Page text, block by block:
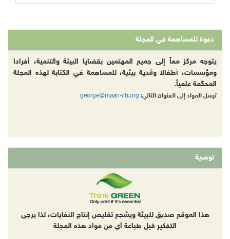
دعوة للمساهمة في المجلة
يتوجه مركز معاً إلى جميع المهتمين بقضايا البيئة والتنمية، أفرادا
ومؤسسات، أطفالا وأندية بيئية، للمساهمة في الكتابة لهذه المجلة
المحكّمة علمياً.
ترسل المواد إلى العنوان التالي: george@maan-ctr.org
توصية
هذا الموقع صديق للبيئة ويشجع تقليص إنتاج النفايات، لذا يرجى
التفكير قبل طباعة أي من مواد هذه المجلة